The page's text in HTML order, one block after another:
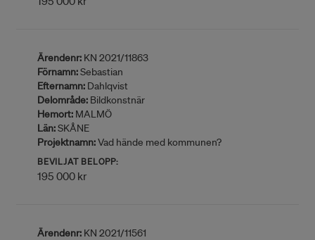
Ärendenr: KN 2021/11863
Förnamn:Sebastian
Efternamn: Dahlqvist
Delområde: Bildkonstnär
Hemort: MALMÖ
Län:SKÅNE
Projektnamn:Vad hände med kommunen?
BEVILJAT BELOPP:
195 000 kr
Ärendenr: KN 2021/11561